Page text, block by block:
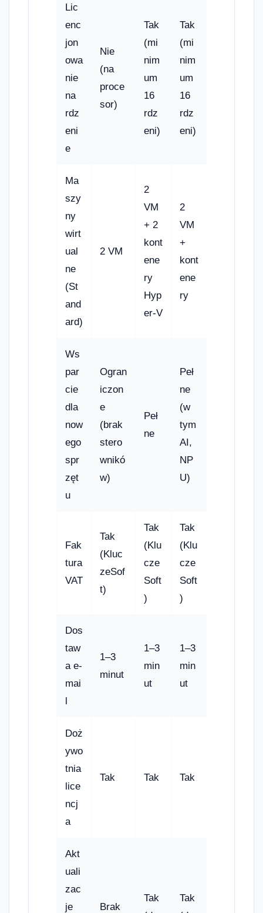
Lic
enc
jon
owa
nie
na
rdz
eni
e
Nie
(na
proce
sor)
Tak
(mi
nim
um
16
rdz
eni)
Tak
(mi
nim
um
16
rdz
eni)
Ma
szy
ny
wirt
ual
ne
(St
and
ard)
2 VM
2
VM
+ 2
kont
ene
ry
Hyp
er-V
2
VM
+
kont
ene
ry
Ws
par
cie
dla
now
ego
spr
zęt
u
Ogran
iczon
e
(brak
stero
wnikó
w)
Peł
ne
Peł
ne
(w
tym
AI,
NP
U)
Fak
tura
VAT
Tak
(Kluc
zeSof
t)
Tak
(Klu
cze
Soft
)
Tak
(Klu
cze
Soft
)
Dos
taw
a e-
mai
l
1–3
minut
1–3
min
ut
1–3
min
ut
Doż
ywo
tnia
lice
ncj
a
Tak Tak Tak
Akt
uali
zac
je
Brak
Tak
Tak